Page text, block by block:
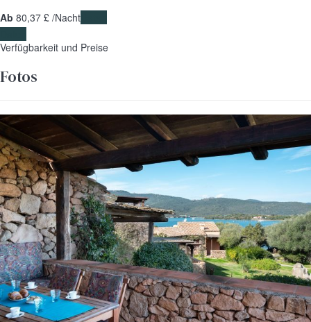
Ab 80,37 £ /Nacht
Verfügbarkeit und Preise
Fotos